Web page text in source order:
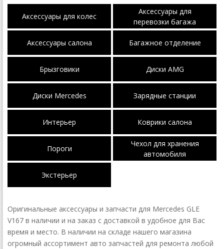
Аксессуары для колес
Аксессуары для
перевозки багажа
Аксессуары салона Багажное отделение
Брызговики Диски AMG
Диски Mercedes Зарядные станции
Интерьер Коврики салона
Пороги
Чехол для хранения
автомобиля
Экстерьер
Оригинальные аксессуары и запчасти для Mercedes GLE
V167 в наличии и на заказ с доставкой в удобное для Вас
время и место. В наличии на складе нашего магазина
огромный ассортимент авто запчастей для ремонта любой